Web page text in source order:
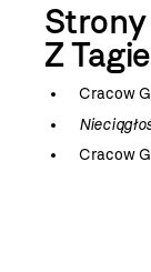
Z
Cracow
Cracow